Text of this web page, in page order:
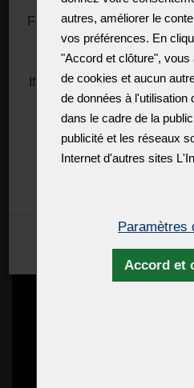
For information about rates,
the DHL
https://
If necessary, please contact
US
Thank you for your
Best
fabriquée par moulage.
profonde sont vraiment
du verre de cristal, une
enlevée mécaniquement.
lustre est assez difficile à
compétences d'un
autres, améliorer le
vos préférences. En
"Accord et clôture", vous
de cookies et aucun
de données à l'utilisation
dans le cadre de la
publicité et les réseaux
Internet d'autres sites
Paramètres
Accord et